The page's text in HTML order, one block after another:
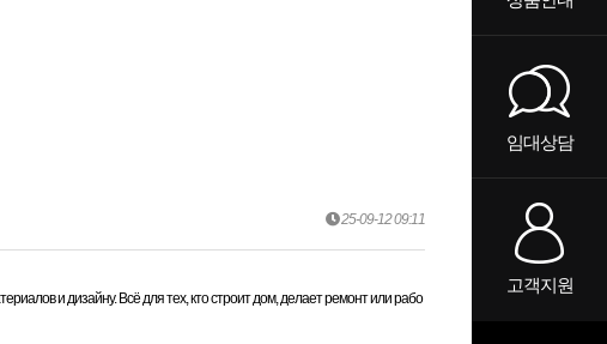
임대상담
고객지원
25-09-12 09:11
и дизайну. Всё для тех, кто строит дом, делает ремонт или рабо